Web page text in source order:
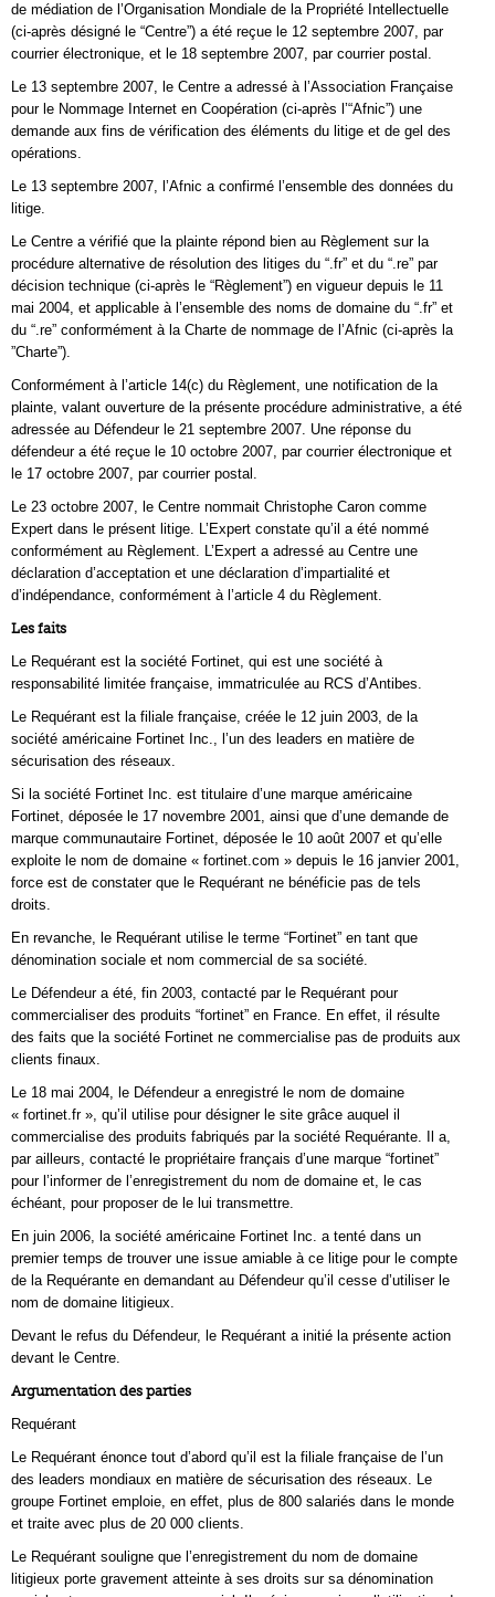
de médiation de l’Organisation Mondiale de la Propriété Intellectuelle
(ci-après désigné le “Centre”) a été reçue le 12 septembre 2007, par
courrier électronique, et le 18 septembre 2007, par courrier postal.
Le 13 septembre 2007, le Centre a adressé à l’Association Française
pour le Nommage Internet en Coopération (ci-après l’“Afnic”) une
demande aux fins de vérification des éléments du litige et de gel des
opérations.
Le 13 septembre 2007, l’Afnic a confirmé l’ensemble des données du
litige.
Le Centre a vérifié que la plainte répond bien au Règlement sur la
procédure alternative de résolution des litiges du “.fr” et du “.re” par
décision technique (ci-après le “Règlement”) en vigueur depuis le 11
mai 2004, et applicable à l’ensemble des noms de domaine du “.fr” et
du “.re” conformément à la Charte de nommage de l’Afnic (ci-après la
”Charte”).
Conformément à l’article 14(c) du Règlement, une notification de la
plainte, valant ouverture de la présente procédure administrative, a été
adressée au Défendeur le 21 septembre 2007. Une réponse du
défendeur a été reçue le 10 octobre 2007, par courrier électronique et
le 17 octobre 2007, par courrier postal.
Le 23 octobre 2007, le Centre nommait Christophe Caron comme
Expert dans le présent litige. L’Expert constate qu’il a été nommé
conformément au Règlement. L’Expert a adressé au Centre une
déclaration d’acceptation et une déclaration d’impartialité et
d’indépendance, conformément à l’article 4 du Règlement.
Les faits
Le Requérant est la société Fortinet, qui est une société à
responsabilité limitée française, immatriculée au RCS d’Antibes.
Le Requérant est la filiale française, créée le 12 juin 2003, de la
société américaine Fortinet Inc., l’un des leaders en matière de
sécurisation des réseaux.
Si la société Fortinet Inc. est titulaire d’une marque américaine
Fortinet, déposée le 17 novembre 2001, ainsi que d’une demande de
marque communautaire Fortinet, déposée le 10 août 2007 et qu’elle
exploite le nom de domaine « fortinet.com » depuis le 16 janvier 2001,
force est de constater que le Requérant ne bénéficie pas de tels
droits.
En revanche, le Requérant utilise le terme “Fortinet” en tant que
dénomination sociale et nom commercial de sa société.
Le Défendeur a été, fin 2003, contacté par le Requérant pour
commercialiser des produits “fortinet” en France. En effet, il résulte
des faits que la société Fortinet ne commercialise pas de produits aux
clients finaux.
Le 18 mai 2004, le Défendeur a enregistré le nom de domaine
« fortinet.fr », qu’il utilise pour désigner le site grâce auquel il
commercialise des produits fabriqués par la société Requérante. Il a,
par ailleurs, contacté le propriétaire français d’une marque “fortinet”
pour l’informer de l’enregistrement du nom de domaine et, le cas
échéant, pour proposer de le lui transmettre.
En juin 2006, la société américaine Fortinet Inc. a tenté dans un
premier temps de trouver une issue amiable à ce litige pour le compte
de la Requérante en demandant au Défendeur qu’il cesse d’utiliser le
nom de domaine litigieux.
Devant le refus du Défendeur, le Requérant a initié la présente action
devant le Centre.
Argumentation des parties
Requérant
Le Requérant énonce tout d’abord qu’il est la filiale française de l’un
des leaders mondiaux en matière de sécurisation des réseaux. Le
groupe Fortinet emploie, en effet, plus de 800 salariés dans le monde
et traite avec plus de 20 000 clients.
Le Requérant souligne que l’enregistrement du nom de domaine
litigieux porte gravement atteinte à ses droits sur sa dénomination